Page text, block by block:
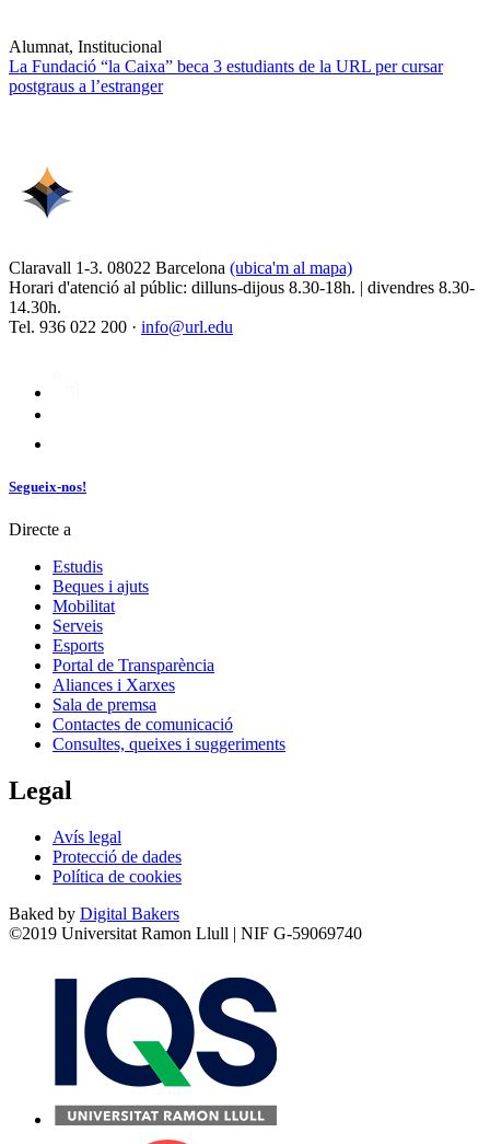
Alumnat, Institucional
La Fundació “la Caixa” beca 3 estudiants de la URL per cursar
postgraus a l’estranger
Claravall 1-3. 08022 Barcelona (ubica'm al mapa)
Horari d'atenció al públic: dilluns-dijous 8.30-18h. | divendres 8.30-
14.30h.
Tel. 936 022 200 · info@url.edu
Segueix-nos!
Directe a
Estudis
Beques i ajuts
Mobilitat
Serveis
Esports
Portal de Transparència
Aliances i Xarxes
Sala de premsa
Contactes de comunicació
Consultes, queixes i suggeriments
Legal
Avís legal
Protecció de dades
Política de cookies
Baked by Digital Bakers
©2019 Universitat Ramon Llull | NIF G-59069740